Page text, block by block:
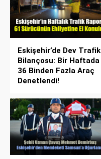
Eskişehir’de Dev Trafik
Bilançosu: Bir Haftada
36 Binden Fazla Araç
Denetlendi!